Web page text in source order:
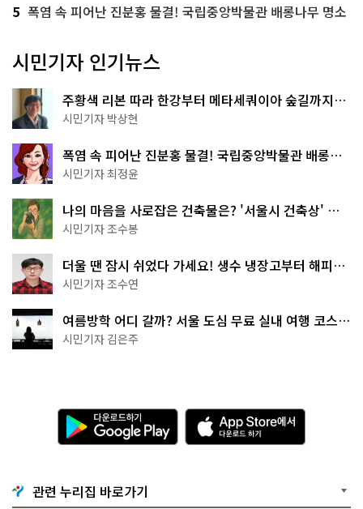
5 폭염 속 피어난 진분홍 물결! 국립중앙박물관 배롱나무 명소
시민기자 인기뉴스
주황색 리본 따라 한강부터 메타세쿼이아 숲길까지…
서울둘레길 15코스
시민기자 박상현
폭염 속 피어난 진분홍 물결! 국립중앙박물관 배롱나
무 명소
시민기자 최정윤
나의 마음을 사로잡은 건축물은? '서울시 건축상' 수
상작 공개!
시민기자 조수봉
더울 땐 잠시 쉬었다 가세요! 생수 냉장고부터 해피소
·무더위쉼터까지
시민기자 조수연
여름방학 어디 갈까? 서울 도심 무료 실내 여행 코스
추천
시민기자 김은주
다
운
로
기
G
A
p
p
관련 누리집 바로가기